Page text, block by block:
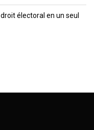
électoral en un seul